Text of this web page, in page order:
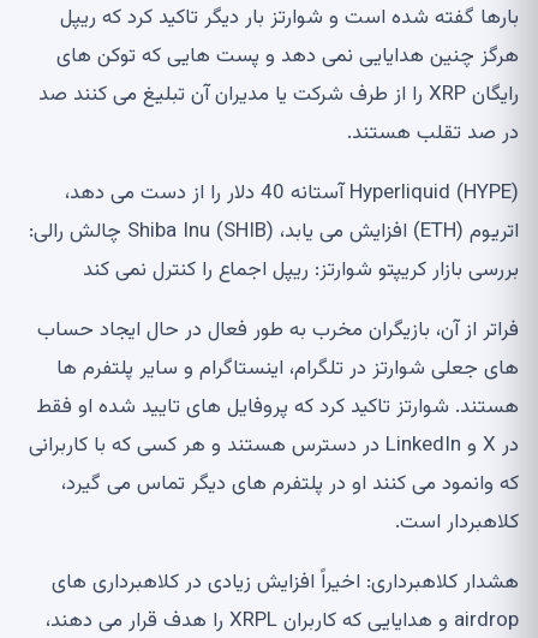
بارها گفته شده است و شوارتز بار دیگر تاکید کرد که ریپل
هرگز چنین هدایایی نمی دهد و پست هایی که توکن های
رایگان XRP را از طرف شرکت یا مدیران آن تبلیغ می کنند صد
در صد تقلب هستند.
Hyperliquid (HYPE) آستانه 40 دلار را از دست می دهد،
اتریوم (ETH) افزایش می یابد، Shiba Inu (SHIB) چالش رالی:
بررسی بازار کریپتو شوارتز: ریپل اجماع را کنترل نمی کند
فراتر از آن، بازیگران مخرب به طور فعال در حال ایجاد حساب
های جعلی شوارتز در تلگرام، اینستاگرام و سایر پلتفرم ها
هستند. شوارتز تاکید کرد که پروفایل های تایید شده او فقط
در X و LinkedIn در دسترس هستند و هر کسی که با کاربرانی
که وانمود می کنند او در پلتفرم های دیگر تماس می گیرد،
کلاهبردار است.
هشدار کلاهبرداری: اخیراً افزایش زیادی در کلاهبرداری های
airdrop و هدایایی که کاربران XRPL را هدف قرار می دهند،